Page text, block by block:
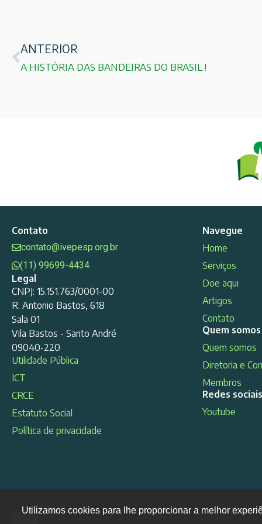
ANTERIOR
A HISTÓRIA DAS BANDEIRAS DO BRASIL !
Contato
contato@ivepesp.org.br
(11) 99699-4434
Legal
CNPJ: 15.151.763/0001-00
R. Antonio Bastos, 618
Sala 01
Vila Bastos - Santo André
09040-220
Utilidade Pública
ICT
CRCE
Estatuto Social
Política de privacidade
Navegue
Home
Serviços
Doe aqui
Artigos
Contato
Quem somos
Quem somos
Diretoria e
Membros
Redes sociais
Youtube
Utilizamos cookies para lhe proporcionar a melhor